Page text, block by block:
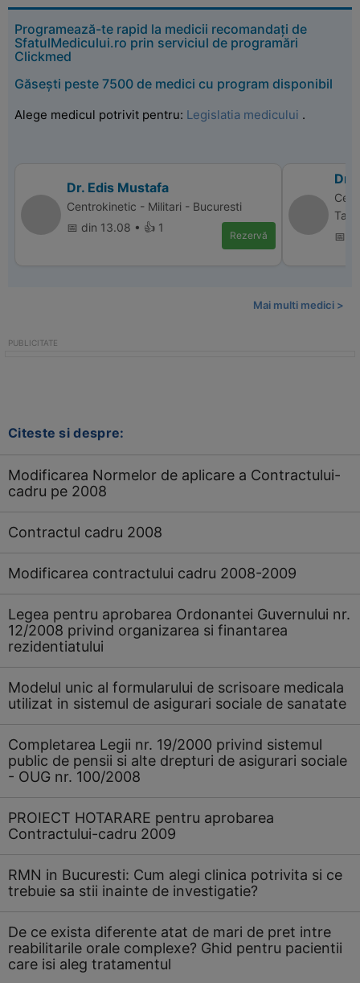
Programează-te rapid la medicii recomandați de
SfatulMedicului.ro prin serviciul de programări
Clickmed
Găsești peste 7500 de medici cu program disponibil
Alege medicul potrivit pentru: Legislatia medicului .
Dr. Edis Mustafa
Centrokinetic - Militari - Bucuresti
📅 din 13.08 • 👍 1
Rezervă
Dr.
📅
Mai multi medici >
Citeste si despre:
Modificarea Normelor de aplicare a Contractului-
cadru pe 2008
Contractul cadru 2008
Modificarea contractului cadru 2008-2009
Legea pentru aprobarea Ordonantei Guvernului nr.
12/2008 privind organizarea si finantarea
rezidentiatului
Modelul unic al formularului de scrisoare medicala
utilizat in sistemul de asigurari sociale de sanatate
Completarea Legii nr. 19/2000 privind sistemul
public de pensii si alte drepturi de asigurari sociale
- OUG nr. 100/2008
PROIECT HOTARARE pentru aprobarea
Contractului-cadru 2009
RMN in Bucuresti: Cum alegi clinica potrivita si ce
trebuie sa stii inainte de investigatie?
De ce exista diferente atat de mari de pret intre
reabilitarile orale complexe? Ghid pentru pacientii
care isi aleg tratamentul